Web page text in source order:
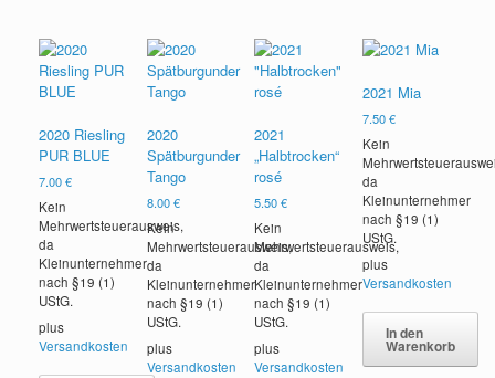
2020 Riesling
PUR BLUE
7.00€
Kein
Mehrwertsteuerausweis,
da
Kleinunternehmer
nach §19 (1)
UStG.
plus
Versandkosten
2020
Spätburgunder
Tango
8.00€
Kein
Mehrwertsteuerausweis,
da
Kleinunternehmer
nach §19 (1)
UStG.
plus
Versandkosten
2021
„Halbtrocken“
rosé
5.50€
Kein
Mehrwertsteuerausweis,
da
Kleinunternehmer
nach §19 (1)
UStG.
plus
Versandkosten
2021 Mia
7.50€
Kein
da
Kleinunternehmer
nach §19 (1)
UStG.
plus
Versandkosten
In den
Warenkorb